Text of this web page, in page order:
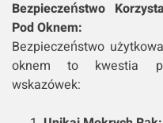
Bezpieczeństwo
Pod Oknem:
Bezpieczeństwo
oknem to kwestia
wskazówek: